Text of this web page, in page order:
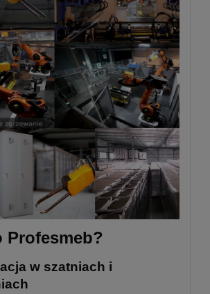
Profesmeb?
w szatniach i